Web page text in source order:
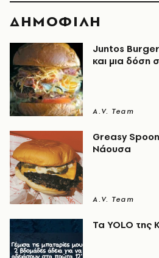
ΔΗΜΟΦΙΛΗ
Juntos
και μια δόση
A.V. Team
Greasy
Νάουσα
A.V. Team
Τα YOLO της